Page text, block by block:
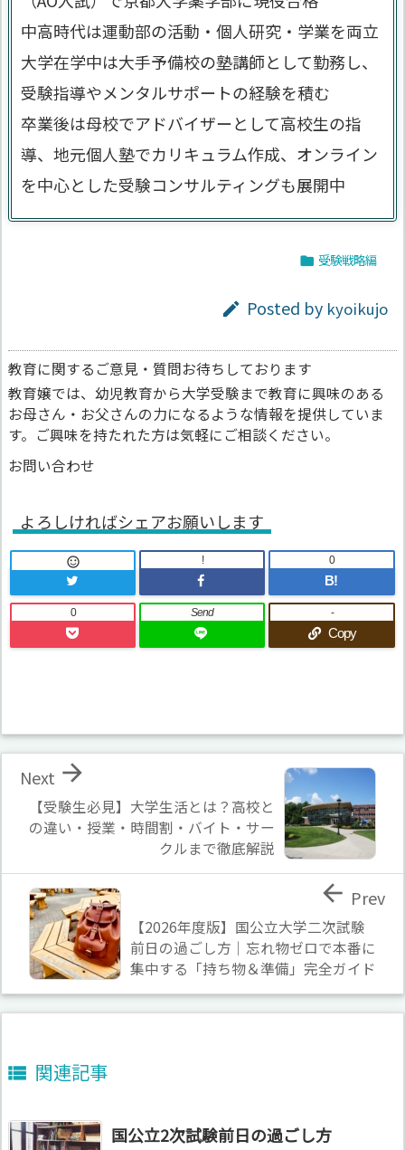
中高時代は運動部の活動・個人研究・学業を両立
大学在学中は大手予備校の塾講師として勤務し、
受験指導やメンタルサポートの経験を積む
卒業後は母校でアドバイザーとして高校生の指
導、地元個人塾でカリキュラム作成、オンライン
を中心とした受験コンサルティングも展開中
 受験戦略編
 Posted by kyoikujo
教育に関するご意見・質問お待ちしております
教育嬢では、幼児教育から大学受験まで教育に興味のある
お母さん・お父さんの力になるような情報を提供していま
す。ご興味を持たれた方は気軽にご相談ください。
お問い合わせ
よろしければシェアお願いします
 !
B!
0
0 Send
Copy
-
【受験生必見】大学生活とは？高校と
の違い・授業・時間割・バイト・サー
クルまで徹底解説

Next
【2026年度版】国公立大学二次試験
前日の過ごし方｜忘れ物ゼロで本番に
集中する「持ち物＆準備」完全ガイド
 Prev
 関連記事
国公立2次試験前日の過ごし方